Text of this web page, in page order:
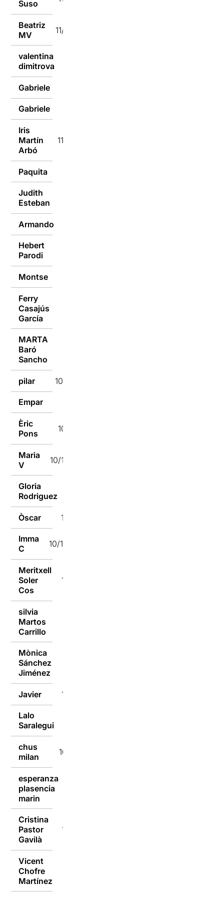
Suso
Beatriz
MV
11/10/2016
valentina
dimitrova
Gabriele
Gabriele
Iris
Martín
Arbó
11/10/2016
Paquita
Judith
Esteban
Armando
Hebert
Parodi
Montse
Ferry
Casajús
García
MARTA
Baró
Sancho
pilar 10/10/2016
Empar
Èric
Pons
10/10/2016
Maria
V
10/10/2016
Gloria
Rodriguez
Òscar 10/10/2016
Imma
C
10/10/2016
Meritxell
Soler
Cos
10/10/2016
silvia
Martos
Carrillo
Mònica
Sánchez
Jiménez
Javier 10/10/2016
Lalo
Saralegui
chus
milan
10/10/2016
esperanza
plasencia
marin
Cristina
Pastor
Gavilà
10/10/2016
Vicent
Chofre
Martínez